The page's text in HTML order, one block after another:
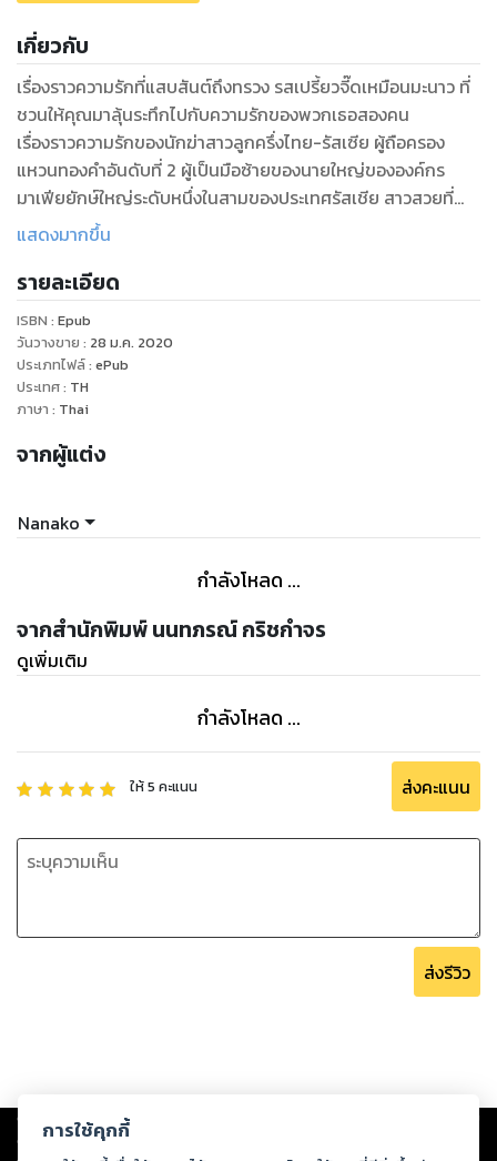
เกี่ยวกับ
เรื่องราวความรักที่แสบสันต์ถึงทรวง รสเปรี้ยวจี๊ดเหมือนมะนาว ที่
ชวนให้คุณมาลุ้นระทึกไปกับความรักของพวกเธอสองคน
เรื่องราวความรักของนักฆ่าสาวลูกครึ่งไทย-รัสเซีย ผู้ถือครอง
แหวนทองคำอันดับที่ 2 ผู้เป็นมือซ้ายของนายใหญ่ขององค์กร
มาเฟียยักษ์ใหญ่ระดับหนึ่งในสามของประเทศรัสเชีย สาวสวยที่
มากด้วยความสามารถ เก่งกล้า ฉลาดและเจ้าแผนการ
ช่วยเหลือ’ ที่ต้องบุกฝ่าป่าดงพงไพร่ไปช่วยเหลือทีมนัก
วิทยาศาสตร์ขององค์กรที่ถูกลักพาตัวไปจากกลุ่มกบฏแบ่งแยก
ดินแดนจากตะวันออกกลาง
จากนั้นยังไม่พอ ยังตามด้วยภารกิจช่วยชีวิตเพื่อนรัก จากปากเหว
ของขุมนรก ที่เพื่อนรักก้าวเท้าเข้าไปแล้วครึ่งตัว ซึ่งกว่าจะหาตัว
เจอ กว่าจะตามล่าศัตรูมาลงโทษได้ งานนี้หินอย่างมาก เพราะศัตรู
เป็นถึงสายลับ CIA และกองกำลังทหารสหรัฐ
พอจบภารกิจทั้งสองแล้ว คิดว่าจะได้พัก ก็ยังโชคร้าย ถูกลากมา
อัจฉริยะอีกด้วย งานนี้ไม่ใช่หมูๆ แถมยังต้องเสียงอันตรายสุดชีวิต
แล้วความรักที่มาพร้อมกับภารกิจสุดหินก็เริ่มขึ้น...ใครว่าความรักจะ
มีรสหวานเพียงอย่างเดียว มาเจอความรักของสองคนนี้ จะได้รู้ว่า
‘รักรสมะนาว’ จะเป็นรสชาติอย่างไร????
[เล่ม 2: บทที่ 11-20, Epub, นิยายหญิงรักหญิง, Yuri, NC18+]
แสดงมากขึ้น
รายละเอียด
ISBN : Epub
วันวางขาย : 28 ม.ค. 2020
ประเภทไฟล์: ePub
ประเทศ: TH
ภาษา : Thai
จากผู้แต่ง
Nanako
กำลังโหลด ...
จากสำนักพิมพ์ นนทภรณ์ กริชกำจร
ดูเพิ่มเติม
กำลังโหลด ...
ให้5 คะแนน ส่งคะแนน
ส่งรีวิว
Copyright © 2026
ต่อผลงานหรือเนื้อหาใดที่อัปโหลดผ่านเว็บไซต์และปรากฏว่าละเมิดสิทธิใน
การใช้คุกกี้